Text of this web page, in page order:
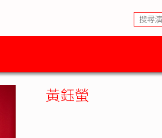
黃鈺螢